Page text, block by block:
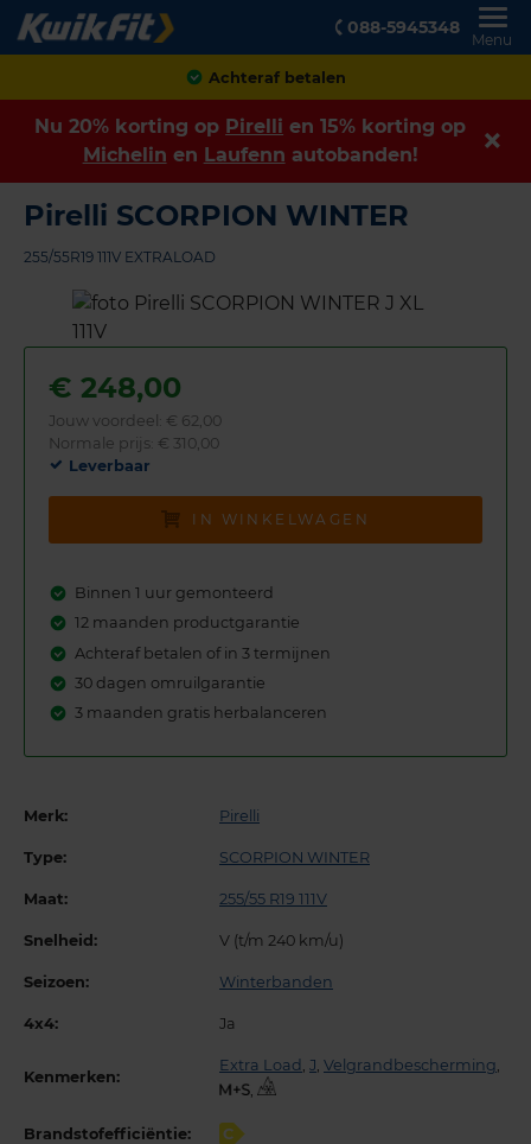
088-5945348
Menu
Achteraf betalen
Nu 20% korting op Pirelli en 15% korting op
Michelin en Laufenn autobanden!
Pirelli SCORPION WINTER
255/55R19 111V EXTRALOAD
€ 248,00
Jouw voordeel: € 62,00
Normale prijs: € 310,00
Leverbaar
IN WINKELWAGEN
Binnen 1 uur gemonteerd
12 maanden productgarantie
Achteraf betalen of in 3 termijnen
30 dagen omruilgarantie
3 maanden gratis herbalanceren
Merk: Pirelli
Type: SCORPION WINTER
Maat: 255/55 R19 111V
Snelheid: V (t/m 240 km/u)
Seizoen: Winterbanden
4x4: Ja
Kenmerken:
Extra Load J Velgrandbescherming
,
Brandstofefficiëntie: C